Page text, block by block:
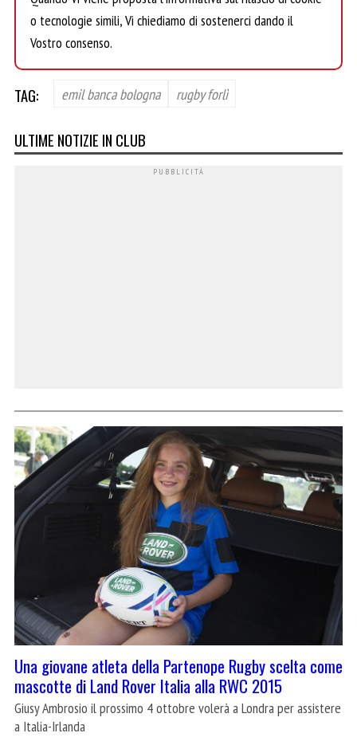
o tecnologie simili, Vi chiediamo di sostenerci dando il
Vostro consenso.
TAG: emil banca bologna rugby forlì
ULTIME NOTIZIE IN CLUB
Una giovane atleta della Partenope Rugby scelta come
mascotte di Land Rover Italia alla RWC 2015
Giusy Ambrosio il prossimo 4 ottobre volerà a Londra per assistere
a Italia-Irlanda